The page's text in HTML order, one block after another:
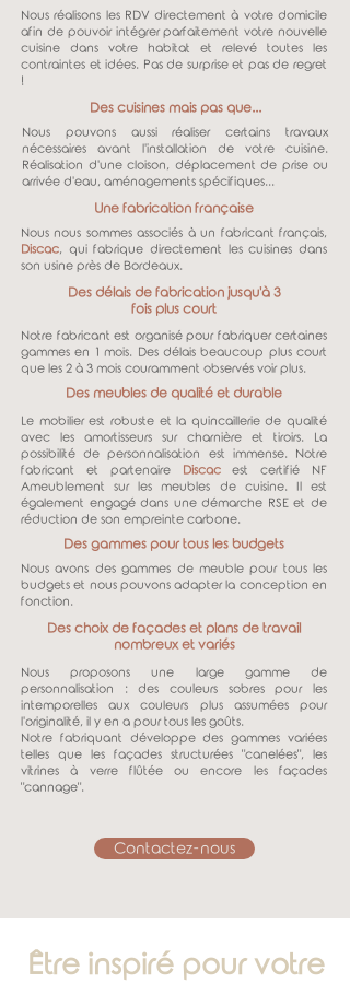
Nous réalisons les RDV directement à votre domicile
afin de pouvoir intégrer parfaitement votre nouvelle
cuisine dans votre habitat et relevé toutes les
contraintes et idées. Pas de surprise et pas de regret
!
Des cuisines mais pas que...
Nous pouvons aussi réaliser certains travaux
nécessaires avant l'installation de votre cuisine.
Réalisation d'une cloison, déplacement de prise ou
arrivée d'eau, aménagements spécifiques...
Une fabrication française
Nous nous sommes associés à un fabricant français,
Discac, qui fabrique directement les cuisines dans
son usine près de Bordeaux.
Des délais de fabrication jusqu'à 3
fois plus court
Notre fabricant est organisé pour fabriquer certaines
gammes en 1 mois. Des délais beaucoup plus court
que les 2 à 3 mois couramment observés voir plus.
Des meubles de qualité et durable
Le mobilier est robuste et la quincaillerie de qualité
avec les amortisseurs sur charnière et tiroirs. La
possibilité de personnalisation est immense. Notre
fabricant et partenaire
Discacest certifié NF
Ameublement sur les meubles de cuisine. Il est
également engagé dans une démarche RSE et de
réduction de son empreinte carbone.
Des gammes pour tous les budgets
Nous avons des gammes de meuble pour tous les
budgets et nous pouvons adapter la conception en
fonction.
Des choix de façades et plans de travail
nombreux et variés
Nous proposons une large gamme de
personnalisation : des couleurs sobres pour les
intemporelles aux couleurs plus assumées pour
l'originalité, il y en a pour tous les goûts.
Notre fabriquant développe des gammes variées
telles que les façades structurées "canelées", les
vitrines à verre flûtée ou encore les façades
"cannage".
Contactez-nous
Être inspiré pour votre